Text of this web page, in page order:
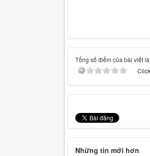
Tổng số điểm của bài viết
Những tin mới hơn